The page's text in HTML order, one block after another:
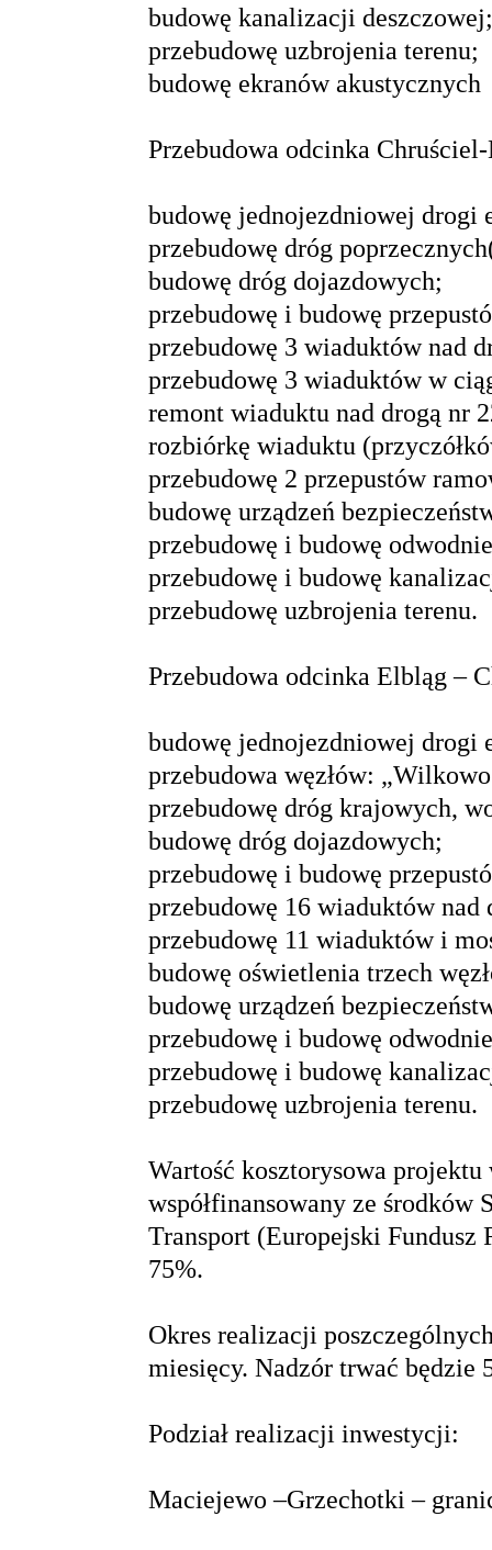
budowę kanalizacji deszczowej;
przebudowę uzbrojenia terenu;
budowę ekranów akustycznych
Przebudowa odcinka
budowę jednojezdniowej drogi
przebudowę dróg
budowę dróg dojazdowych;
przebudowę i budowę
przebudowę 3 wiaduktów nad
przebudowę 3 wiaduktów w
remont wiaduktu nad drogą nr
rozbiórkę wiaduktu
przebudowę 2 przepustów
budowę urządzeń
przebudowę i budowę
przebudowę i budowę
przebudowę uzbrojenia terenu.
Przebudowa odcinka Elbląg –
budowę jednojezdniowej drogi
przebudowa węzłów:
przebudowę dróg krajowych,
budowę dróg dojazdowych;
przebudowę i budowę
przebudowę 16 wiaduktów nad
przebudowę 11 wiaduktów i
budowę oświetlenia trzech
budowę urządzeń
przebudowę i budowę
przebudowę i budowę
przebudowę uzbrojenia terenu.
Wartość kosztorysowa
współfinansowany ze środków
Transport (Europejski
75%.
Okres realizacji
miesięcy. Nadzór trwać będzie
Podział realizacji inwestycji:
Maciejewo –Grzechotki –